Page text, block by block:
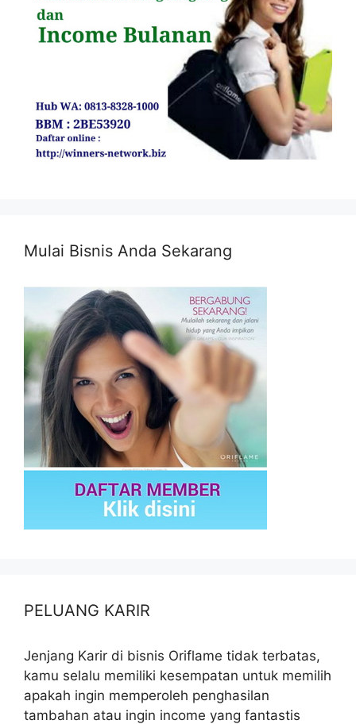
Mulai Bisnis Anda Sekarang
PELUANG KARIR
Jenjang Karir di bisnis Oriflame tidak terbatas,
kamu selalu memiliki kesempatan untuk memilih
apakah ingin memperoleh penghasilan
tambahan atau ingin income yang fantastis